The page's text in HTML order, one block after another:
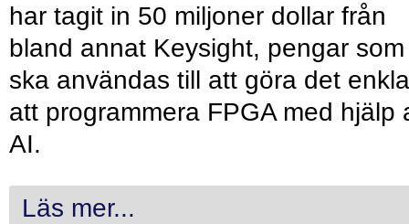
har tagit in 50 miljoner dollar från
bland annat Keysight, pengar som
ska användas till att göra det
att programmera FPGA med hjälp
AI.
Läs mer...